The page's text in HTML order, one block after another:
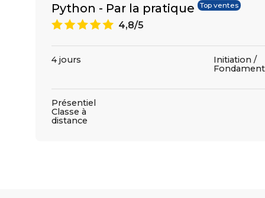
Python - Par la pratique Top ventes
A 4,8/5
4 jours
Initiation /
Présentiel
Classe à
distance